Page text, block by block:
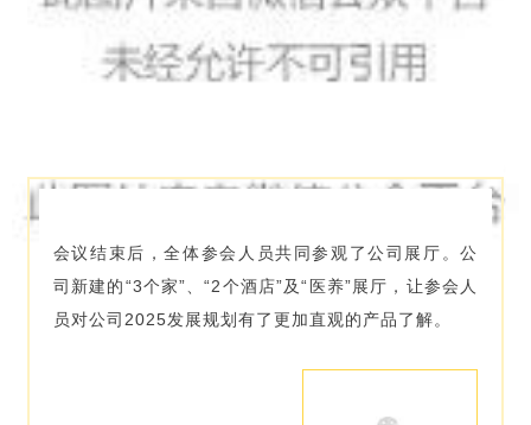
会议结束后，全体参会人员共同参观了公司展厅。公
司新建的“3个家”、“2个酒店”及“医养”展厅，让参会人
员对公司2025发展规划有了更加直观的产品了解。